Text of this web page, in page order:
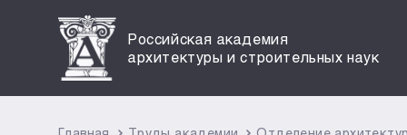
Российская академия
архитектуры и строительных наук